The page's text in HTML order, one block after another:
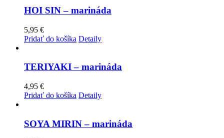
HOI SIN – marináda
5,95 €
Pridať do košíka Detaily
TERIYAKI – marináda
4,95 €
Pridať do košíka Detaily
SOYA MIRIN – marináda